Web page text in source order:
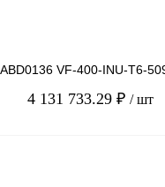
ABD0136 VF-400-INU-T6-
4 131 733.29 ₽ / шт